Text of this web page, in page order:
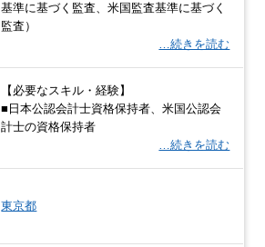
基準に基づく監査、米国監査基準に基づく
監査）
…続きを読む
【必要なスキル・経験】
■日本公認会計士資格保持者、米国公認会
計士の資格保持者
…続きを読む
東京都